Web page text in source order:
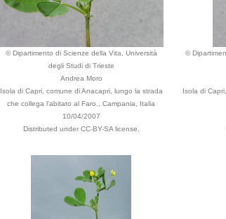
© Dipartimento di Scienze della Vita, Università
degli Studi di Trieste
Andrea Moro
Isola di Capri, comune di Anacapri, lungo la strada
che collega l'abitato al Faro., Campania, Italia
10/04/2007
Distributed under CC-BY-SA license.
©
Isola di